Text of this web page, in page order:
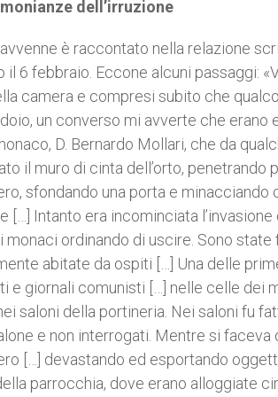
dell’irruzione
è raccontato nella relazione
il 6 febbraio. Eccone alcuni passaggi:
camera e compresi subito che
un converso mi avverte che
D. Bernardo Mollari, che da
il muro di cinta dell’orto,
sfondando una porta e
[…] Intanto era incominciata
monaci ordinando di uscire. Sono
abitate da ospiti […] Una delle
e giornali comunisti […] nelle celle dei
saloni della portineria. Nei saloni fu
e non interrogati. Mentre si
[…] devastando ed esportando
parrocchia, dove erano alloggiate